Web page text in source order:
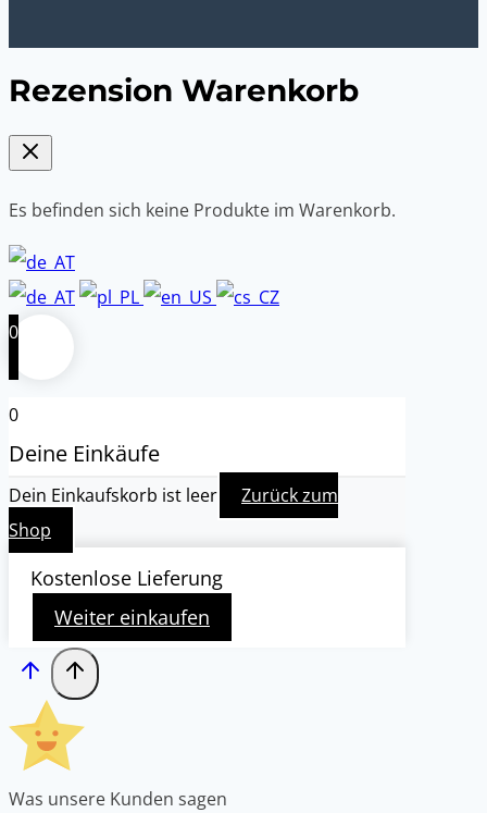
Rezension Warenkorb
Es befinden sich keine Produkte im Warenkorb.
0
0
Deine Einkäufe
Dein Einkaufskorb ist leer
Zurück zum
Shop
Kostenlose Lieferung
Weiter einkaufen
Was unsere Kunden sagen